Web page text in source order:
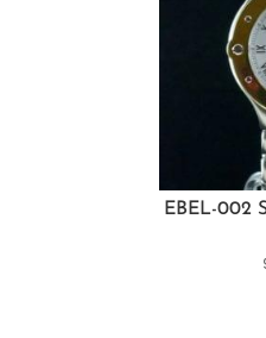
EBEL-002